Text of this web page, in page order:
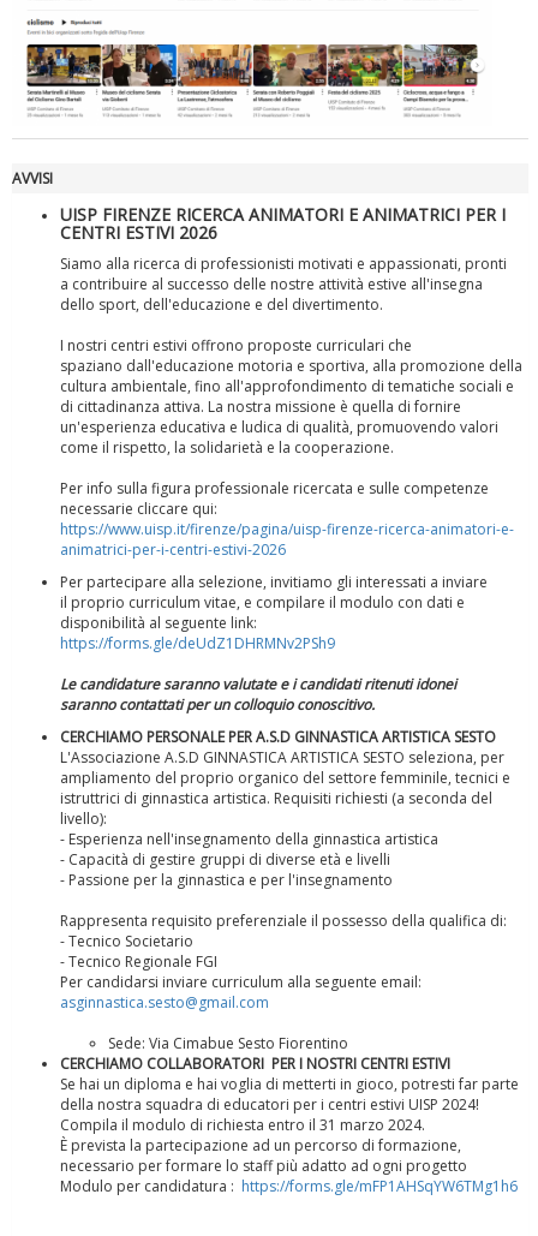
Luglio 2026: "Pensando con i piedi, si possono fare le
rivoluzioni"
Tiziano Pesce a Radio InBlu2000 traccia il bilancio della stagione
Ddl Lobby, Uisp: “Il Parlamento valorizzi le nostre specificità"
La formazione Uisp rallenta ma prosegue anche in estate
AVVISI
UISP FIRENZE RICERCA ANIMATORI E ANIMATRICI PER I
CENTRI ESTIVI 2026
Siamo alla ricerca di professionisti motivati e appassionati, pronti
a contribuire al successo delle nostre attività estive all'insegna
dello sport, dell'educazione e del divertimento.
I nostri centri estivi offrono proposte curriculari che
spaziano dall'educazione motoria e sportiva, alla promozione della
cultura ambientale, fino all'approfondimento di tematiche sociali e
di cittadinanza attiva. La nostra missione è quella di fornire
un'esperienza educativa e ludica di qualità, promuovendo valori
come il rispetto, la solidarietà e la cooperazione.
Per info sulla figura professionale ricercata e sulle competenze
necessarie cliccare qui:
https://www.uisp.it/firenze/pagina/uisp-firenze-ricerca-animatori-e-
animatrici-per-i-centri-estivi-2026
Per partecipare alla selezione, invitiamo gli interessati a inviare
il proprio curriculum vitae, e compilare il modulo con dati e
disponibilità al seguente link:
https://forms.gle/deUdZ1DHRMNv2PSh9
Le candidature saranno valutate e i candidati ritenuti idonei
saranno contattati per un colloquio conoscitivo.
CERCHIAMO PERSONALE PER A.S.D GINNASTICA ARTISTICA SESTO
L'Associazione A.S.D GINNASTICA ARTISTICA SESTO seleziona, per
ampliamento del proprio organico del settore femminile, tecnici e
istruttrici di ginnastica artistica. Requisiti richiesti (a seconda del
livello):
- Esperienza nell'insegnamento della ginnastica artistica
- Capacità di gestire gruppi di diverse età e livelli
- Passione per la ginnastica e per l'insegnamento
Rappresenta requisito preferenziale il possesso della qualifica di:
- Tecnico Societario
- Tecnico Regionale FGI
Per candidarsi inviare curriculum alla seguente email:
asginnastica.sesto@gmail.com
Sede: Via Cimabue Sesto Fiorentino
CERCHIAMO COLLABORATORI PER I NOSTRI CENTRI ESTIVI
Se hai un diploma e hai voglia di metterti in gioco, potresti far parte
della nostra squadra di educatori per i centri estivi UISP 2024!
Compila il modulo di richiesta entro il 31 marzo 2024.
È prevista la partecipazione ad un percorso di formazione,
necessario per formare lo staff più adatto ad ogni progetto
Modulo per candidatura : https://forms.gle/mFP1AHSqYW6TMg1h6